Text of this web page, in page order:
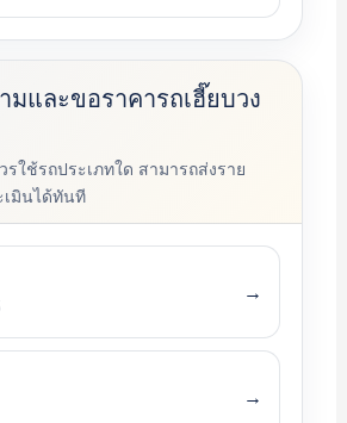
และขอราคารถเฮี๊ยบวง
ใช้รถประเภทใด สามารถส่งราย
เมินได้ทันที
→
→